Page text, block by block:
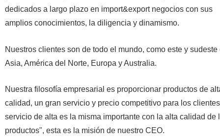
dedicados a largo plazo en import&export negocios con sus
amplios conocimientos, la diligencia y dinamismo.
Nuestros clientes son de todo el mundo, como este y sudeste
Asia, América del Norte, Europa y Australia.
Nuestra filosofía empresarial es proporcionar productos de
calidad, un gran servicio y precio competitivo para los
servicio de alta es la misma importante con la alta calidad de
productos", esta es la misión de nuestro CEO.